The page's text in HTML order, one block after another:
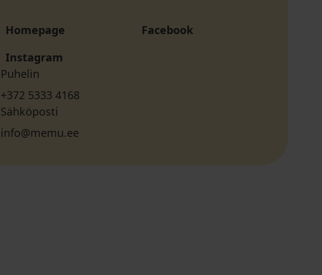
Homepage
Facebook
Instagram
Puhelin
+372 5333 4168
Sähköposti
info@memu.ee